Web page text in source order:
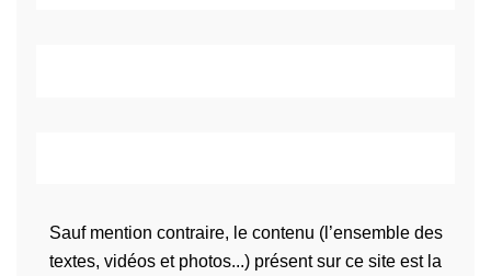
Sauf mention contraire, le contenu (l’ensemble des
textes, vidéos et photos...) présent sur ce site est la